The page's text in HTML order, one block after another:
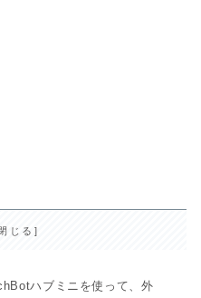
ハブミニを使って、外